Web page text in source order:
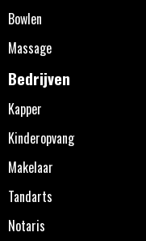
Bowlen
Massage
Bedrijven
Kapper
Kinderopvang
Makelaar
Tandarts
Notaris